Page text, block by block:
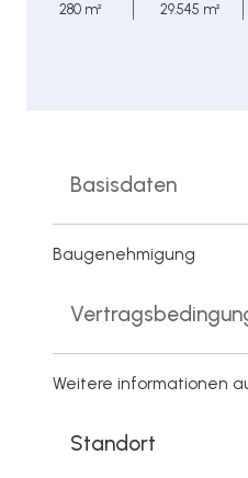
280 m² 29.545 m²
Basisdaten
Baugenehmigung
Weitere informationen
Standort